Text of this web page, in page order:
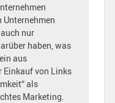
Unternehmen
nur
haben, was
aus
von Links
als
Marketing.